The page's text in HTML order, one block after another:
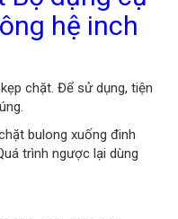
hệ inch
chặt. Để sử dụng, tiện
bulong xuống đinh
trình ngược lại dùng